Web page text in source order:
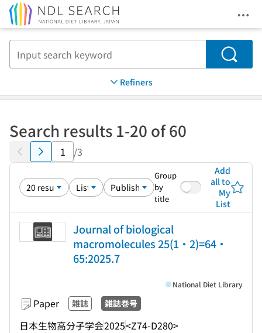
Search
Refiners
Search results 1-20 of 60
/3
Group
by
title
Add
all to
My
List
Journal of biological
macromolecules 25(1・2)=64・
65:2025.7
Paper 雑誌 雑誌巻号
日本生物高分子学会2025<Z74-D280>
National Diet Library